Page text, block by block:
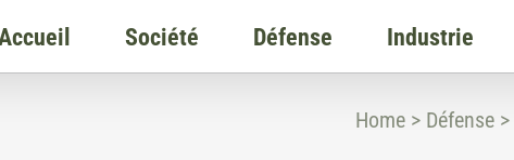
Société Défense Industrie
Home > Défense >